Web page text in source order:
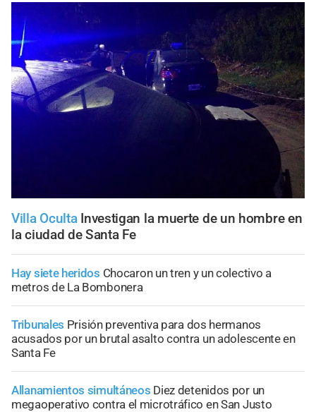
Villa Oculta Investigan la muerte de un hombre en
la ciudad de Santa Fe
Hay siete heridos Chocaron un tren y un colectivo a
metros de La Bombonera
Tribunales Prisión preventiva para dos hermanos
acusados por un brutal asalto contra un adolescente en
Santa Fe
Allanamientos simultáneos Diez detenidos por un
megaoperativo contra el microtráfico en San Justo